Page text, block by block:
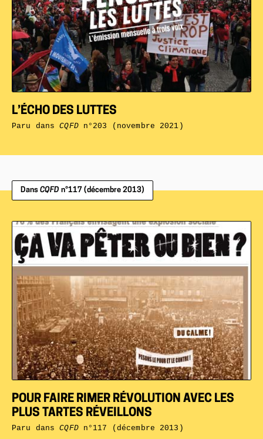
L’ÉCHO DES LUTTES
Paru dansCQFDn°203 (novembre 2021)
Dans CQFD n°117 (décembre 2013)
POUR FAIRE RIMER RÉVOLUTION AVEC LES
PLUS TARTES RÉVEILLONS
Paru dansCQFDn°117 (décembre 2013)